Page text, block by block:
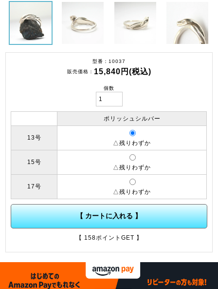
型番
10037
販売価格
15,840円(税込)
個数
ポリッシュシルバー
13号
△残りわずか
15号
△残りわずか
17号
△残りわずか
【 カートに入れる 】
【 158ポイントGET 】